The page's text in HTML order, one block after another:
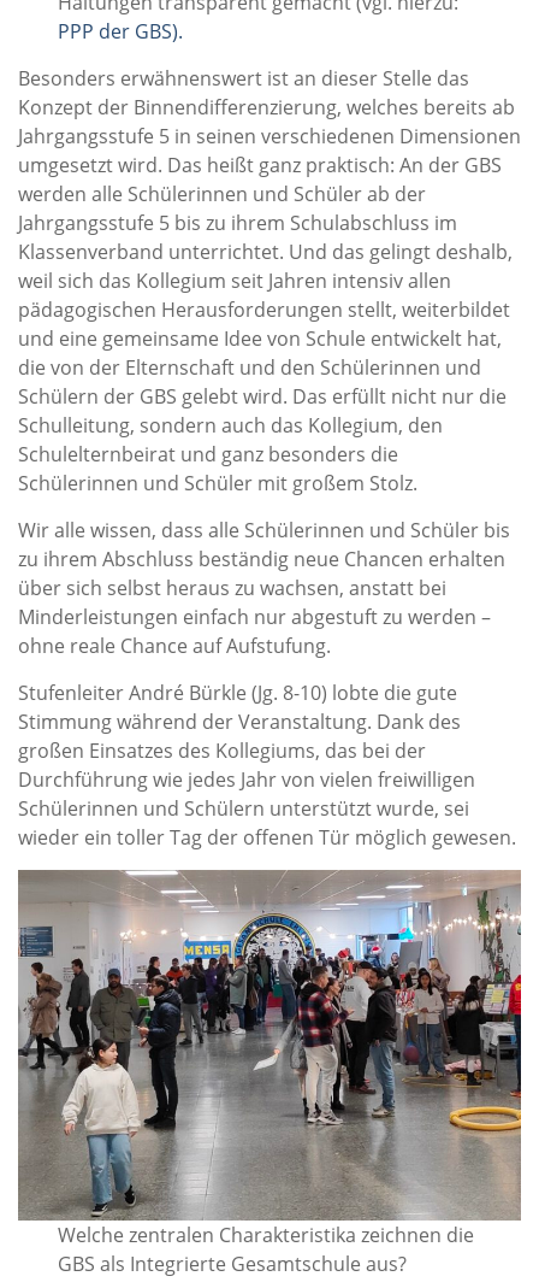
PPP der GBS).
Besonders erwähnenswert ist an dieser Stelle das
Konzept der Binnendifferenzierung, welches bereits ab
Jahrgangsstufe 5 in seinen verschiedenen Dimensionen
umgesetzt wird. Das heißt ganz praktisch: An der GBS
werden alle Schülerinnen und Schüler ab der
Jahrgangsstufe 5 bis zu ihrem Schulabschluss im
Klassenverband unterrichtet. Und das gelingt deshalb,
weil sich das Kollegium seit Jahren intensiv allen
pädagogischen Herausforderungen stellt, weiterbildet
und eine gemeinsame Idee von Schule entwickelt hat,
die von der Elternschaft und den Schülerinnen und
Schülern der GBS gelebt wird. Das erfüllt nicht nur die
Schulleitung, sondern auch das Kollegium, den
Schulelternbeirat und ganz besonders die
Schülerinnen und Schüler mit großem Stolz.
Wir alle wissen, dass alle Schülerinnen und Schüler bis
zu ihrem Abschluss beständig neue Chancen erhalten
über sich selbst heraus zu wachsen, anstatt bei
Minderleistungen einfach nur abgestuft zu werden –
ohne reale Chance auf Aufstufung.
Stufenleiter André Bürkle (Jg. 8-10) lobte die gute
Stimmung während der Veranstaltung. Dank des
großen Einsatzes des Kollegiums, das bei der
Durchführung wie jedes Jahr von vielen freiwilligen
Schülerinnen und Schülern unterstützt wurde, sei
wieder ein toller Tag der offenen Tür möglich gewesen.
Welche zentralen Charakteristika zeichnen die
GBS als Integrierte Gesamtschule aus?